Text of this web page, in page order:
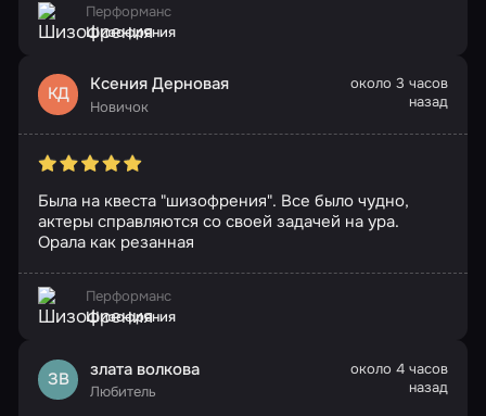
Перформанс
Шизофрения
КД Ксения Дерновая
Новичок
около 3 часов
назад
Была на квеста "шизофрения". Все было чудно,
актеры справляются со своей задачей на ура.
Орала как резанная
Перформанс
Шизофрения
ЗВ злата волкова
Любитель
около 4 часов
назад